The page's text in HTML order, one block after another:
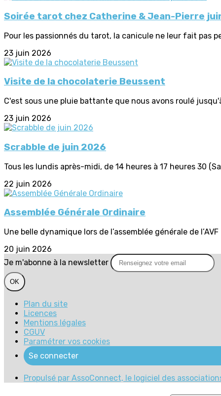
Soirée tarot chez Catherine & Jean-Pierre
Pour les passionnés du tarot, la canicule ne leur fait pas
23 juin 2026
Visite de la chocolaterie Beussent
C'est sous une pluie battante que nous avons roulé
23 juin 2026
Scrabble de juin 2026
Tous les lundis après-midi, de 14 heures à 17 heures 30
22 juin 2026
Assemblée Générale Ordinaire
Une belle dynamique lors de l’assemblée générale de
20 juin 2026
Je m'abonne à la newsletter
OK
Plan du site
Licences
Mentions légales
CGUV
Paramétrer vos cookies
Se connecter
Propulsé par AssoConnect, le logiciel des